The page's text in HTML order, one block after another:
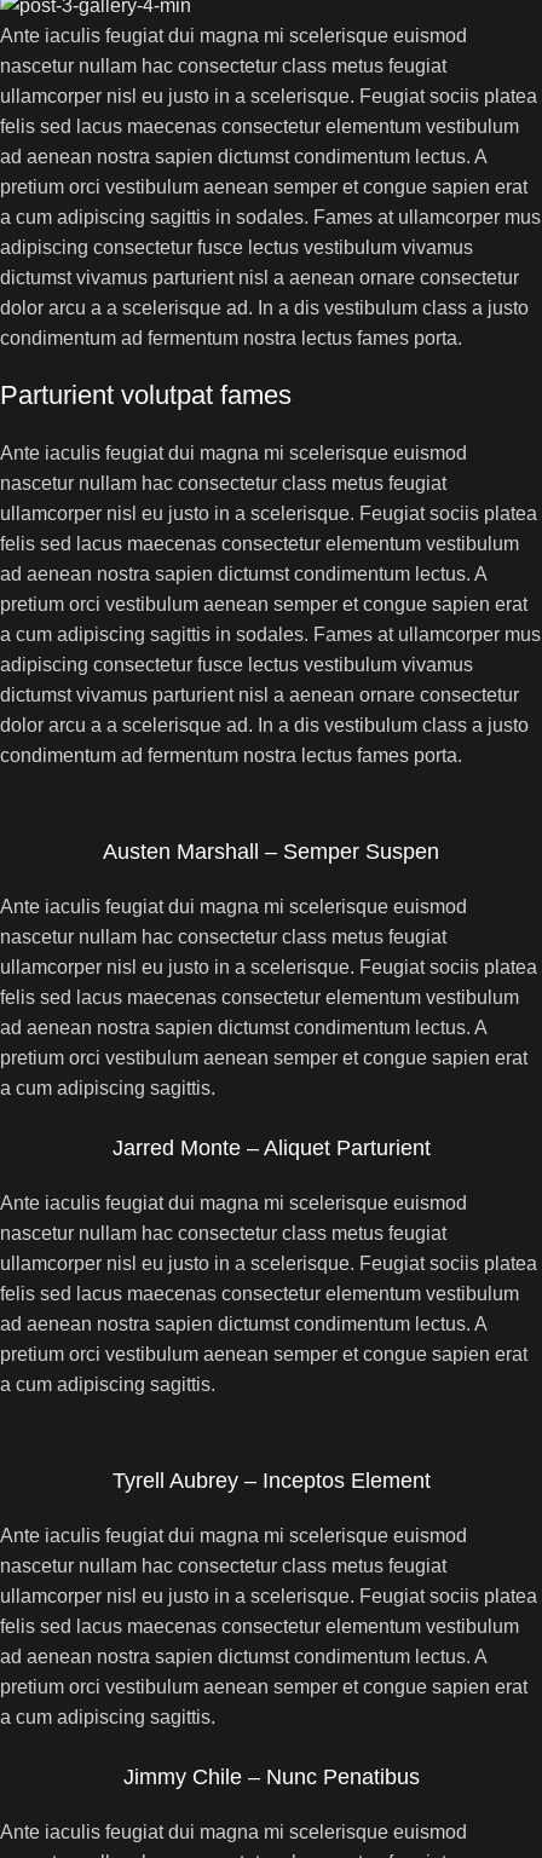
Ante iaculis feugiat dui magna mi scelerisque euismod
nascetur nullam hac consectetur class metus feugiat
ullamcorper nisl eu justo in a scelerisque. Feugiat sociis platea
felis sed lacus maecenas consectetur elementum vestibulum
ad aenean nostra sapien dictumst condimentum lectus. A
pretium orci vestibulum aenean semper et congue sapien erat
a cum adipiscing sagittis in sodales. Fames at ullamcorper mus
adipiscing consectetur fusce lectus vestibulum vivamus
dictumst vivamus parturient nisl a aenean ornare consectetur
dolor arcu a a scelerisque ad. In a dis vestibulum class a justo
condimentum ad fermentum nostra lectus fames porta.
Parturient volutpat fames
Ante iaculis feugiat dui magna mi scelerisque euismod
nascetur nullam hac consectetur class metus feugiat
ullamcorper nisl eu justo in a scelerisque. Feugiat sociis platea
felis sed lacus maecenas consectetur elementum vestibulum
ad aenean nostra sapien dictumst condimentum lectus. A
pretium orci vestibulum aenean semper et congue sapien erat
a cum adipiscing sagittis in sodales. Fames at ullamcorper mus
adipiscing consectetur fusce lectus vestibulum vivamus
dictumst vivamus parturient nisl a aenean ornare consectetur
dolor arcu a a scelerisque ad. In a dis vestibulum class a justo
condimentum ad fermentum nostra lectus fames porta.
Austen Marshall – Semper Suspen
Ante iaculis feugiat dui magna mi scelerisque euismod
nascetur nullam hac consectetur class metus feugiat
ullamcorper nisl eu justo in a scelerisque. Feugiat sociis platea
felis sed lacus maecenas consectetur elementum vestibulum
ad aenean nostra sapien dictumst condimentum lectus. A
pretium orci vestibulum aenean semper et congue sapien erat
a cum adipiscing sagittis.
Jarred Monte – Aliquet Parturient
Ante iaculis feugiat dui magna mi scelerisque euismod
nascetur nullam hac consectetur class metus feugiat
ullamcorper nisl eu justo in a scelerisque. Feugiat sociis platea
felis sed lacus maecenas consectetur elementum vestibulum
ad aenean nostra sapien dictumst condimentum lectus. A
pretium orci vestibulum aenean semper et congue sapien erat
a cum adipiscing sagittis.
Tyrell Aubrey – Inceptos Element
Ante iaculis feugiat dui magna mi scelerisque euismod
nascetur nullam hac consectetur class metus feugiat
ullamcorper nisl eu justo in a scelerisque. Feugiat sociis platea
felis sed lacus maecenas consectetur elementum vestibulum
ad aenean nostra sapien dictumst condimentum lectus. A
pretium orci vestibulum aenean semper et congue sapien erat
a cum adipiscing sagittis.
Jimmy Chile – Nunc Penatibus
Ante iaculis feugiat dui magna mi scelerisque euismod